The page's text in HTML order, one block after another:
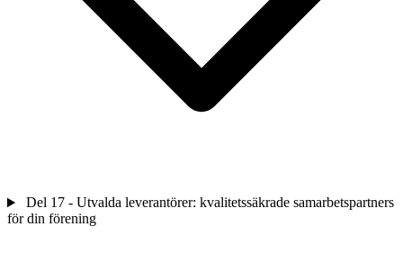
Del 17 - Utvalda leverantörer: kvalitetssäkrade samarbetspartners
för din förening